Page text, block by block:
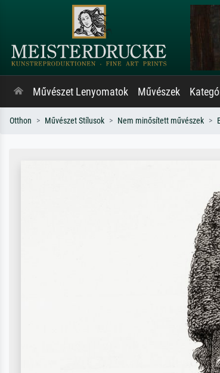
Művészet Lenyomatok Művészek
Otthon Művészet Stílusok Nem minősített művészek